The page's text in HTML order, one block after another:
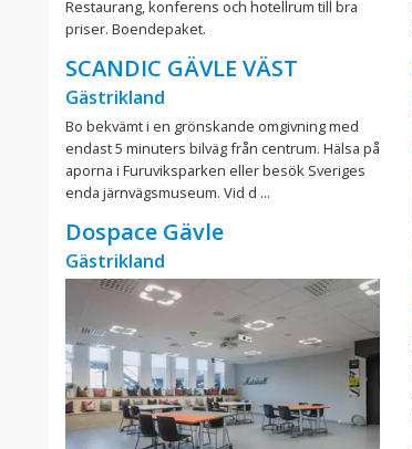
Restaurang, konferens och hotellrum till bra
priser. Boendepaket.
SCANDIC GÄVLE VÄST
Gästrikland
Bo bekvämt i en grönskande omgivning med
endast 5 minuters bilväg från centrum. Hälsa på
aporna i Furuviksparken eller besök Sveriges
enda järnvägsmuseum. Vid d ...
Dospace Gävle
Gästrikland